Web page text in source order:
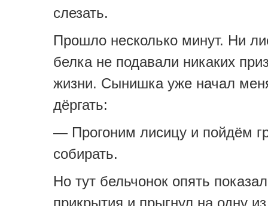
слезать.
Прошло несколько минут. Ни
белка не подавали никаких
жизни. Сынишка уже начал
дёргать:
— Прогоним лисицу и пойдём
собирать.
Но тут бельчонок опять
прикрытия и прыгнул на одну